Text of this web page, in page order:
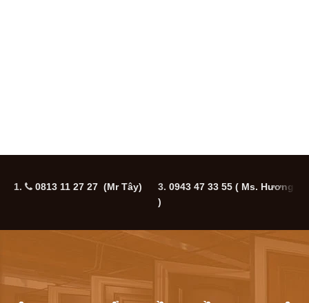
1. 0813 11 27 27 (Mr Tây) 3. 0943 47 33 55 ( Ms. Hương
)